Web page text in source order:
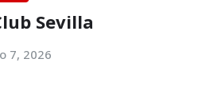
Sevilla
7, 2026